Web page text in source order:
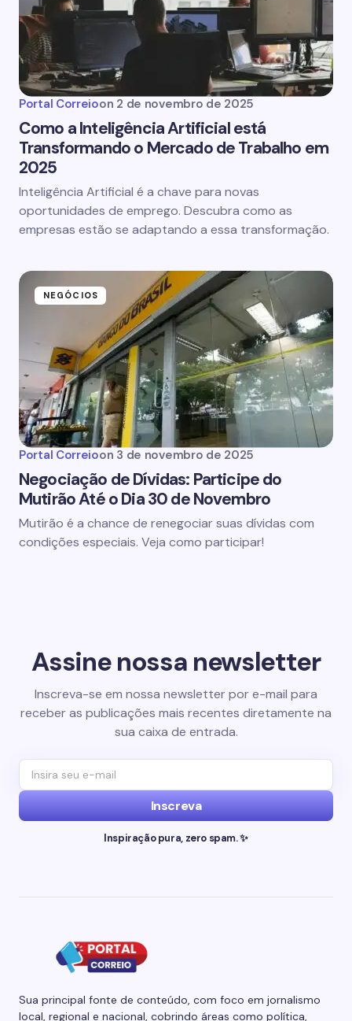
Portal Correioon 2 de novembro de 2025
Como a Inteligência Artificial está
Transformando o Mercado de Trabalho em
2025
Inteligência Artificial é a chave para novas
oportunidades de emprego. Descubra como as
empresas estão se adaptando a essa transformação.
NEGÓCIOS
Portal Correioon 3 de novembro de 2025
Negociação de Dívidas: Participe do
Mutirão Até o Dia 30 de Novembro
Mutirão é a chance de renegociar suas dívidas com
condições especiais. Veja como participar!
Assine nossa newsletter
Inscreva-se em nossa newsletter por e-mail para
receber as publicações mais recentes diretamente na
sua caixa de entrada.
Inscreva
Inspiração pura, zero spam. ✨
Sua principal fonte de conteúdo, com foco em jornalismo
local, regional e nacional, cobrindo áreas como política,